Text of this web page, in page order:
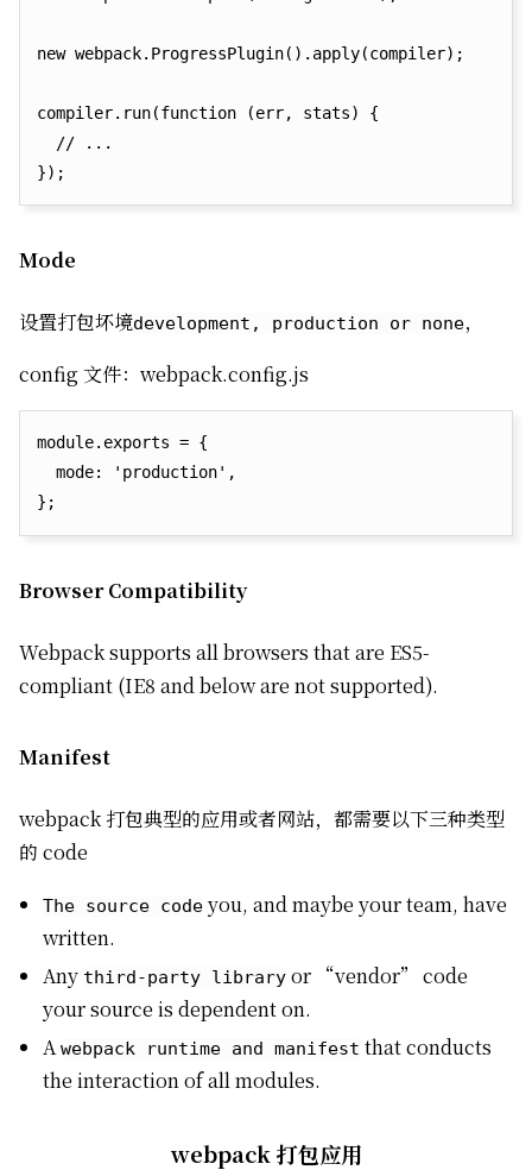
new webpack.ProgressPlugin().apply(compiler);
compiler.run(function (err, stats) {
  // ...
Mode
设置打包坏境development, production or none，
config 文件：webpack.config.js
module.exports = {
  mode: 'production',
Browser Compatibility
Webpack supports all browsers that are ES5-
compliant (IE8 and below are not supported).
Manifest
webpack 打包典型的应用或者网站，都需要以下三种类型
的 code
The source code you, and maybe your team, have
written.
Any third-party library or “vendor” code
your source is dependent on.
Awebpack runtime and manifest that conducts
the interaction of all modules.
webpack 打包应用